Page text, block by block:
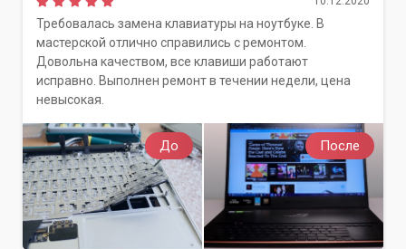
До После
Требовалась замена клавиатуры на ноутбуке. В
мастерской отлично справились с ремонтом.
Довольна качеством, все клавиши работают
исправно. Выполнен ремонт в течении недели, цена
невысокая.